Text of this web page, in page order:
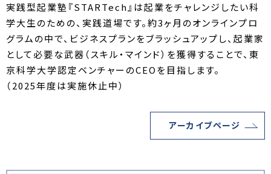
実践型起業塾『STARTech』は起業をチャレンジしたい科
学大生のための、実践道場です。約3ヶ月のオンラインプロ
グラムの中で、ビジネスプランをブラッシュアップし、起業家
として必要な武器（スキル・マインド）を獲得することで、東
京科学大学認定ベンチャーのCEOを目指します。
（2025年度は実施休止中）
アーカイブページ